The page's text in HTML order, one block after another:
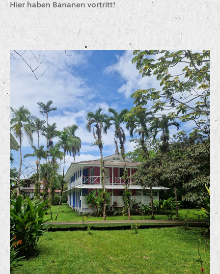
Hier haben Bananen vortritt!